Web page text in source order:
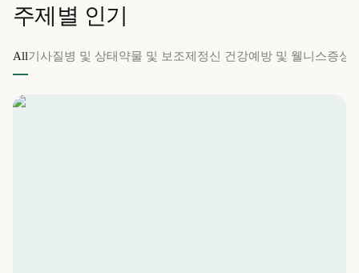
주제별 인기
All기사질병 및 상태 약물 및 보조제 정신 건강예방 및 웰니스증상